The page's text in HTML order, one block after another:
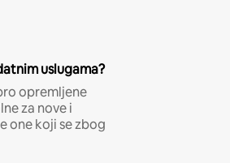
uslugama?
opremljene
za nove i
one koji se zbog